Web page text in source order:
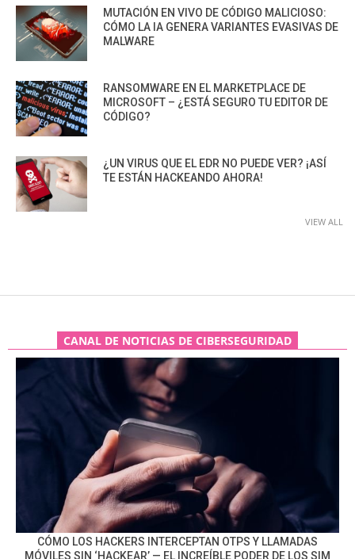
MUTACIÓN EN VIVO DE CÓDIGO MALICIOSO:
CÓMO LA IA GENERA VARIANTES EVASIVAS DE
MALWARE
RANSOMWARE EN EL MARKETPLACE DE
MICROSOFT – ¿ESTÁ SEGURO TU EDITOR DE
CÓDIGO?
¿UN VIRUS QUE EL EDR NO PUEDE VER? ¡ASÍ
TE ESTÁN HACKEANDO AHORA!
VIEW ALL
CANAL DE NOTICIAS DE CIBERSEGURIDAD
CÓMO LOS HACKERS INTERCEPTAN OTPS Y LLAMADAS
MÓVILES SIN ‘HACKEAR’ — EL INCREÍBLE PODER DE LOS SIM